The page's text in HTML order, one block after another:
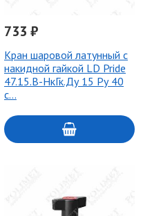
733 ₽
Кран шаровой латунный с
накидной гайкой LD Pride
47.15.В-НкГк.Ду 15 Ру 40
с…